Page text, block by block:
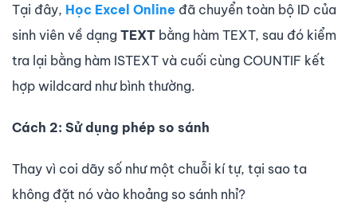
Tại đây, Học Excel Online đã chuyển toàn bộ ID của
sinh viên về dạng TEXT bằng hàm TEXT, sau đó kiểm
tra lại bằng hàm ISTEXT và cuối cùng COUNTIF kết
hợp wildcard như bình thường.
Cách 2: Sử dụng phép so sánh
Thay vì coi dãy số như một chuỗi kí tự, tại sao ta
không đặt nó vào khoảng so sánh nhỉ?